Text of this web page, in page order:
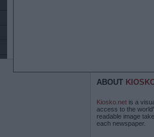
ABOUT
Kiosko.net is a
access to the
readable image
each newspaper.